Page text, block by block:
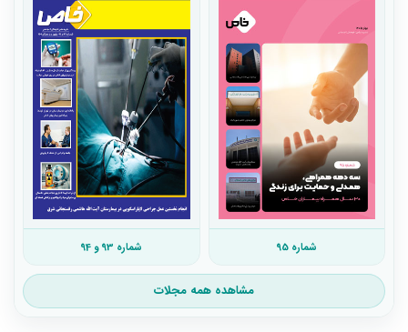
شماره 95 شماره 93 و 94
مشاهده همه مجلات